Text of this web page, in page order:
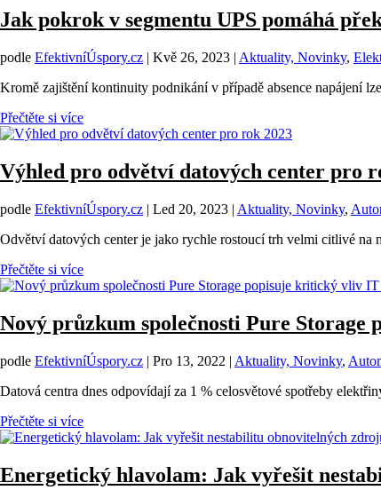
Jak pokrok v segmentu UPS pomáhá
podle EfektivníÚspory.cz | Kvě 26, 2023 | Aktuality, Novinky,
Kromě zajištění kontinuity podnikání v případě absence napájení
Přečtěte si více
Výhled pro odvětví datových center pro
podle EfektivníÚspory.cz | Led 20, 2023 | Aktuality, Novinky,
Odvětví datových center je jako rychle rostoucí trh velmi citlivé na
Přečtěte si více
Nový průzkum společnosti Pure
podle EfektivníÚspory.cz | Pro 13, 2022 | Aktuality, Novinky,
Datová centra dnes odpovídají za 1 % celosvětové spotřeby
Přečtěte si více
Energetický hlavolam: Jak vyřešit